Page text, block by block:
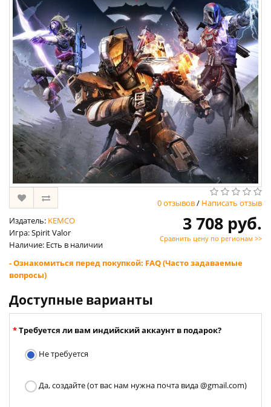
0 отзывов/ Написать отзыв
Издатель: KEMCO
Игра: Spirit Valor
Наличие: Есть в наличии
3 708 руб.
Сравнить цену по регионам >>
- Ознакомиться перед покупкой: FAQ (Часто задаваемые
вопросы)
Доступные варианты
Требуется ли вам индийский аккаунт в подарок?
Не требуется
Да, создайте (от вас нам нужна почта вида @gmail.com)